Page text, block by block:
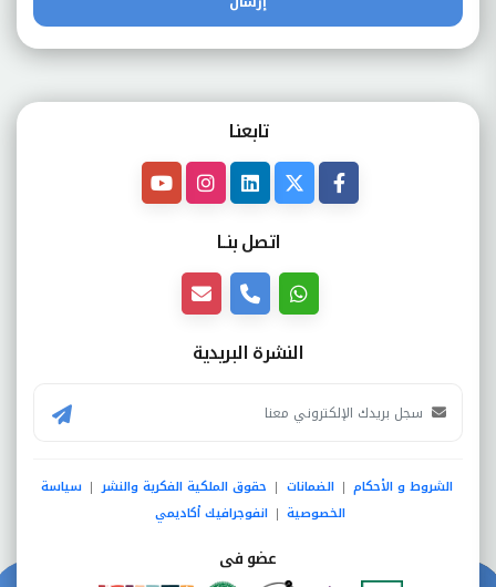
تابعنـا
اتصل بنــا
النشرة البريدية
الشروط و الأحكام | الضمانات | حقوق الملكية الفكرية والنشر | سياسة
الخصوصية | انفوجرافيك أكاديمي
عضو فى